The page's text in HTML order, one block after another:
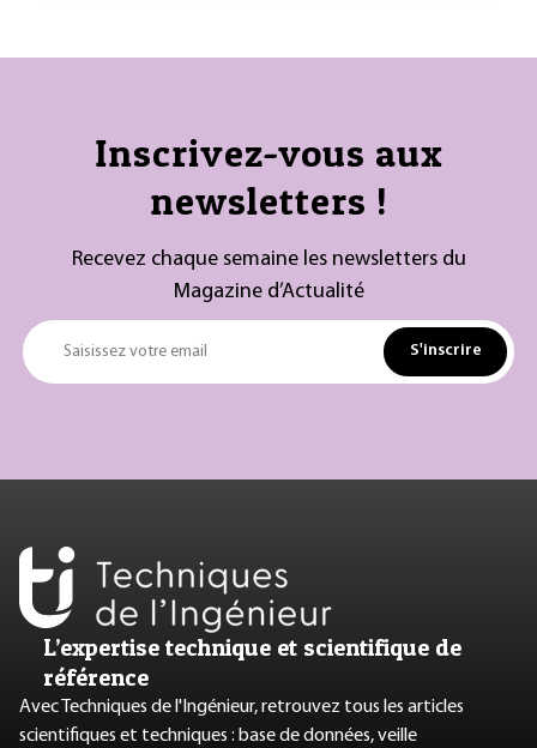
Inscrivez-vous aux
newsletters !
Recevez chaque semaine les newsletters du
Magazine d’Actualité
Saisissez votre email S'inscrire
L’expertise technique et scientifique de
référence
Avec Techniques de l'Ingénieur, retrouvez tous les articles
scientifiques et techniques : base de données, veille